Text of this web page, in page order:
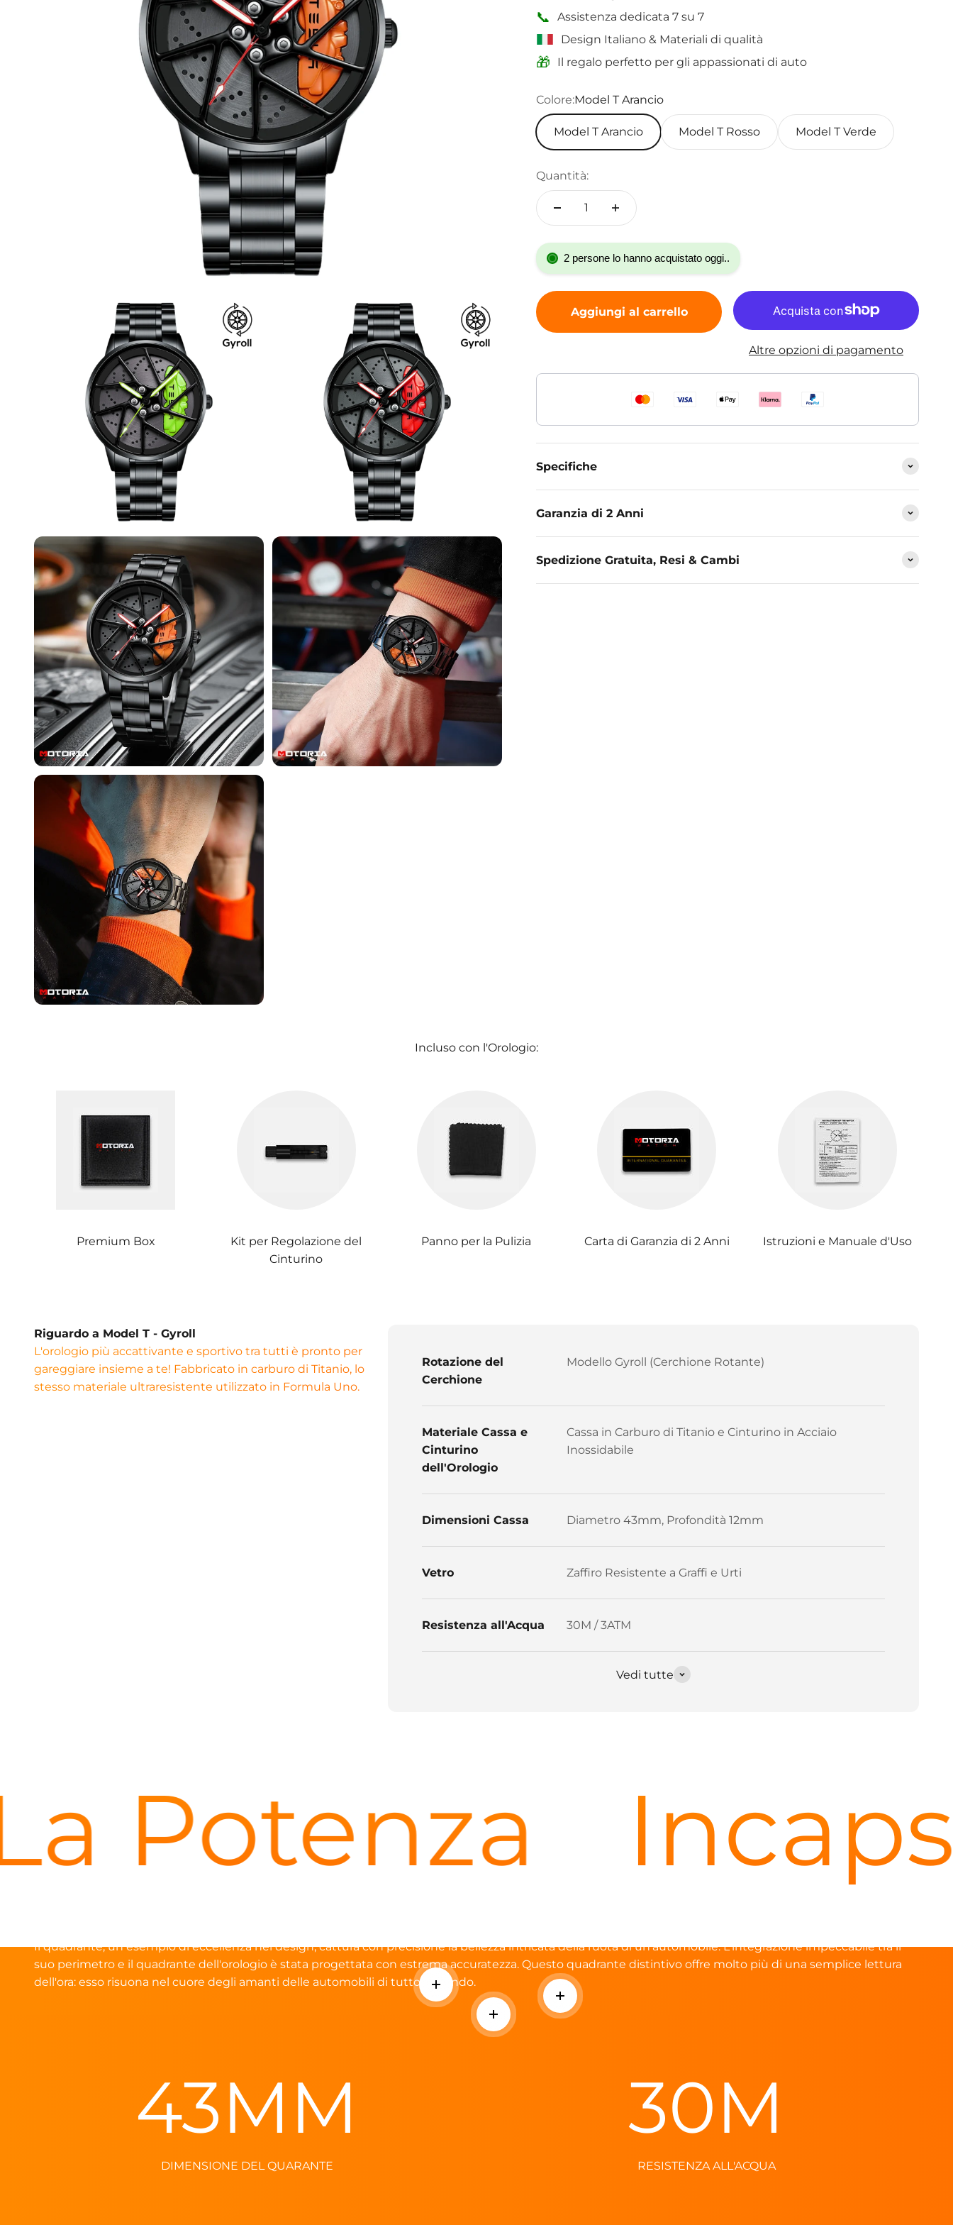
📞
Assistenza dedicata 7 su 7
Design Italiano & Materiali di qualità
🎁 Il regalo perfetto per gli appassionati di auto
Colore:Model T Arancio
Model T Arancio Model T Rosso Model T Verde
Quantità:
2 persone lo hanno acquistato oggi..
Aggiungi al carrello
Altre opzioni di pagamento
Specifiche
Garanzia di 2 Anni
Spedizione Gratuita, Resi & Cambi
Incluso con l'Orologio:
Premium Box
Kit per Regolazione del
Cinturino
Panno per la Pulizia Carta di Garanzia di 2 Anni Istruzioni e Manuale d'Uso
Riguardo a Model T - Gyroll
L'orologio più accattivante e sportivo tra tutti è pronto per
gareggiare insieme a te! Fabbricato in carburo di Titanio, lo
stesso materiale ultraresistente utilizzato in Formula Uno.
Rotazione del
Cerchione
Modello Gyroll (Cerchione Rotante)
Materiale Cassa e
Cinturino
dell'Orologio
Cassa in Carburo di Titanio e Cinturino in Acciaio
Inossidabile
Dimensioni Cassa Diametro 43mm, Profondità 12mm
Vetro Zaffiro Resistente a Graffi e Urti
Resistenza all'Acqua 30M / 3ATM
Vedi tutte
Il quadrante, un esempio di eccellenza nel design, cattura con precisione la bellezza intricata della ruota di un'automobile. L'integrazione impeccabile tra il
suo perimetro e il quadrante dell'orologio è stata progettata con estrema accuratezza. Questo quadrante distintivo offre molto più di una semplice lettura
dell'ora: esso risuona nel cuore degli amanti delle automobili di tutto il mondo.
Per saperne di più
Per saperne di più
Per saperne di più
43MM
DIMENSIONE DEL QUARANTE
30M
RESISTENZA ALL'ACQUA